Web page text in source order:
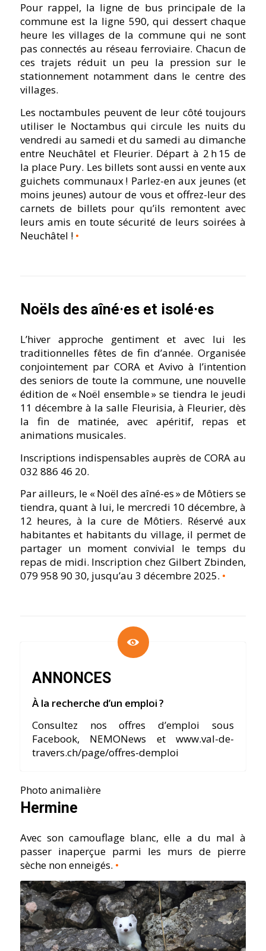
Pour rappel, la ligne de bus principale de la
commune est la ligne 590, qui dessert chaque
heure les villages de la commune qui ne sont
pas connectés au réseau ferroviaire. Chacun de
ces trajets réduit un peu la pression sur le
stationnement notamment dans le centre des
villages.
Les noctambules peuvent de leur côté toujours
utiliser le Noctambus qui circule les nuits du
vendredi au samedi et du samedi au dimanche
entre Neuchâtel et Fleurier. Départ à 2 h 15 de
la place Pury. Les billets sont aussi en vente aux
guichets communaux ! Parlez-en aux jeunes (et
moins jeunes) autour de vous et offrez-leur des
carnets de billets pour qu’ils remontent avec
leurs amis en toute sécurité de leurs soirées à
Neuchâtel ! •
Noëls des aîné·es et isolé·es
L’hiver approche gentiment et avec lui les
traditionnelles fêtes de fin d’année. Organisée
conjointement par CORA et Avivo à l’intention
des seniors de toute la commune, une nouvelle
édition de « Noël ensemble » se tiendra le jeudi
11 décembre à la salle Fleurisia, à Fleurier, dès
la fin de matinée, avec apéritif, repas et
animations musicales.
Inscriptions indispensables auprès de CORA au
032 886 46 20.
Par ailleurs, le « Noël des aîné-es » de Môtiers se
tiendra, quant à lui, le mercredi 10 décembre, à
12 heures, à la cure de Môtiers. Réservé aux
habitantes et habitants du village, il permet de
partager un moment convivial le temps du
repas de midi. Inscription chez Gilbert Zbinden,
079 958 90 30, jusqu’au 3 décembre 2025. •
ANNONCES
À la recherche d’un emploi ?
Consultez nos offres d’emploi sous
Facebook, NEMONews et www.val-de-
travers.ch/page/offres-demploi
Photo animalière
Hermine
Avec son camouflage blanc, elle a du mal à
passer inaperçue parmi les murs de pierre
sèche non enneigés. •